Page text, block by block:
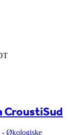
CroustiSud